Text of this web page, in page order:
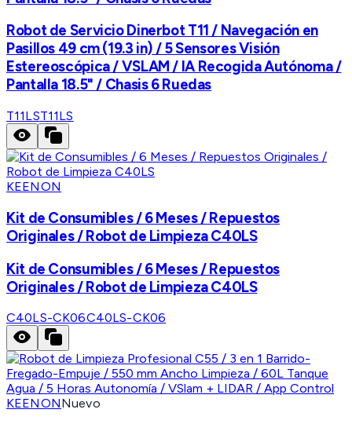
Robot de Servicio Dinerbot T11 / Navegación en
Pasillos 49 cm (19.3 in) / 5 Sensores Visión
Estereoscópica / VSLAM / IA Recogida Autónoma /
Pantalla 18.5" / Chasis 6 Ruedas
T11LST11LS
KEENON
Kit de Consumibles / 6 Meses / Repuestos
Originales / Robot de Limpieza C40LS
Kit de Consumibles / 6 Meses / Repuestos
Originales / Robot de Limpieza C40LS
C40LS-CK06C40LS-CK06
KEENONNuevo